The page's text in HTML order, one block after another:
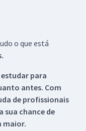
o que está
estudar para
antes. Com
de profissionais
sua chance de
maior.